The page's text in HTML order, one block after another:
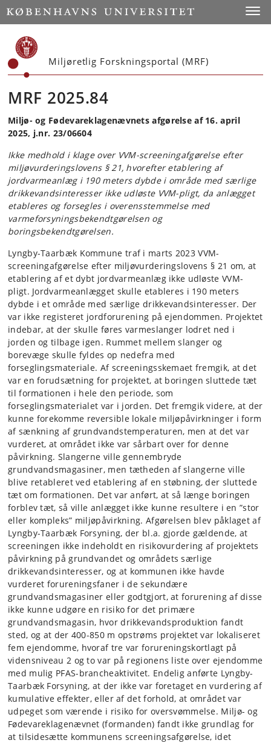
Start
Miljøretlig Forskningsportal (MRF)
MRF 2025.84
Miljø- og Fødevareklagenævnets afgørelse af 16. april
2025, j.nr. 23/06604
Ikke medhold i klage over VVM-screeningafgørelse efter
miljøvurderingslovens § 21, hvorefter etablering af
jordvarmeanlæg i 190 meters dybde i område med særlige
drikkevandsinteresser ikke udløste VVM-pligt, da anlægget
etableres og forsegles i overensstemmelse med
varmeforsyningsbekendtgørelsen og
boringsbekendtgørelsen.
Lyngby-Taarbæk Kommune traf i marts 2023 VVM-
screeningafgørelse efter miljøvurderingslovens § 21 om, at
etablering af et dybt jordvarmeanlæg ikke udløste VVM-
pligt. Jordvarmeanlægget skulle etableres i 190 meters
dybde i et område med særlige drikkevandsinteresser. Der
var ikke registeret jordforurening på ejendommen. Projektet
indebar, at der skulle føres varmeslanger lodret ned i
jorden og tilbage igen. Rummet mellem slanger og
borevæge skulle fyldes op nedefra med
forseglingsmateriale. Af screeningsskemaet fremgik, at det
var en forudsætning for projektet, at boringen sluttede tæt
til formationen i hele den periode, som
forseglingsmaterialet var i jorden. Det fremgik videre, at der
kunne forekomme reversible lokale miljøpåvirkninger i form
af sænkning af grundvandstemperaturen, men at det var
vurderet, at området ikke var sårbart over for denne
påvirkning. Slangerne ville gennembryde
grundvandsmagasiner, men tætheden af slangerne ville
blive retableret ved etablering af en støbning, der sluttede
tæt om formationen. Det var anført, at så længe boringen
forblev tæt, så ville anlægget ikke kunne resultere i en ”stor
eller kompleks” miljøpåvirkning. Afgørelsen blev påklaget af
Lyngby-Taarbæk Forsyning, der bl.a. gjorde gældende, at
screeningen ikke indeholdt en risikovurdering af projektets
påvirkning på grundvandet og områdets særlige
drikkevandsinteresser, og at kommunen ikke havde
vurderet forureningsfaner i de sekundære
grundvandsmagasiner eller godtgjort, at forurening af disse
ikke kunne udgøre en risiko for det primære
grundvandsmagasin, hvor drikkevandsproduktion fandt
sted, og at der 400-850 m opstrøms projektet var lokaliseret
fem ejendomme, hvoraf tre var forureningskortlagt på
vidensniveau 2 og to var på regionens liste over ejendomme
med mulig PFAS-brancheaktivitet. Endelig anførte Lyngby-
Taarbæk Forsyning, at der ikke var foretaget en vurdering af
kumulative effekter, eller af det forhold, at området var
udpeget som værende i risiko for oversvømmelse. Miljø- og
Fødevareklagenævnet (formanden) fandt ikke grundlag for
at tilsidesætte kommunens screeningsafgørelse, idet